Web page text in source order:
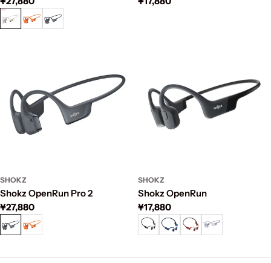
常
価
SHOKZ
Shokz OpenRun Pro 2
通
常
価
¥27,880
SHOKZ
Shokz OpenRun
通
常
価
¥17,880